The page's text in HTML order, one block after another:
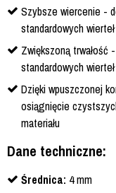
Szybsze wiercenie -
standardowych
Zwiększoną trwałość
standardowych
Dzięki wpuszczonej
osiągnięcie
materiału
Dane techniczne:
Średnica: 4 mm